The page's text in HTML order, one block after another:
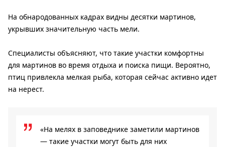
На обнародованных кадрах видны десятки мартинов,
укрывших значительную часть мели.
Специалисты объясняют, что такие участки комфортны
для мартинов во время отдыха и поиска пищи. Вероятно,
птиц привлекла мелкая рыба, которая сейчас активно идет
на нерест.
«На мелях в заповеднике заметили мартинов
— такие участки могут быть для них